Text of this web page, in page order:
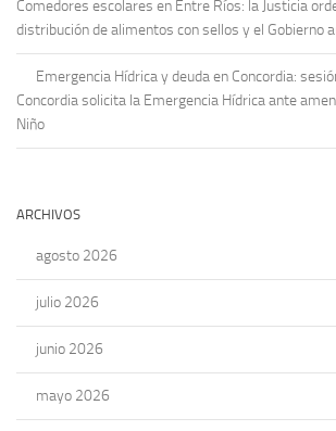
Comedores escolares en Entre Ríos: la Justicia
distribución de alimentos con sellos y el Gobierno
Emergencia Hídrica y deuda en Concordia:
Concordia solicita la Emergencia Hídrica ante
Niño
ARCHIVOS
agosto 2026
julio 2026
junio 2026
mayo 2026